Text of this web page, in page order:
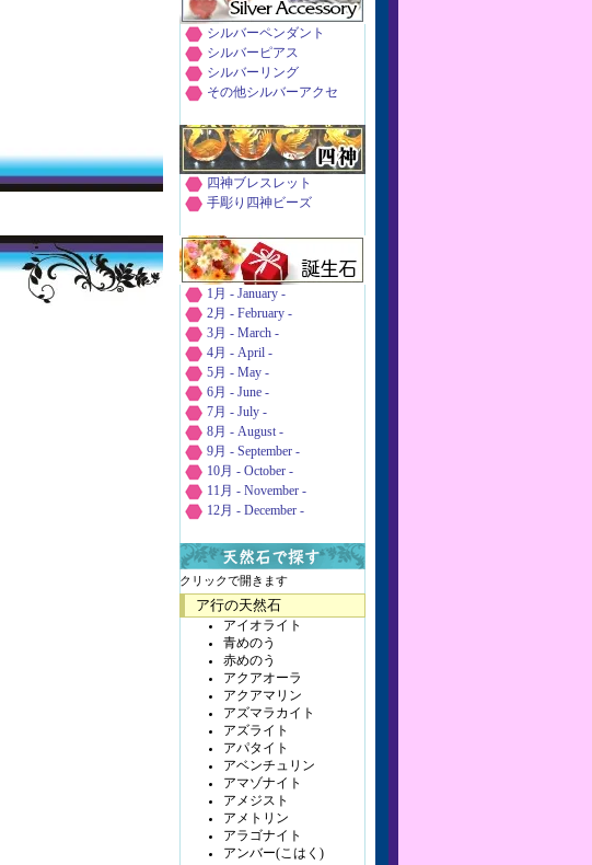
シルバーペンダント
シルバーピアス
シルバーリング
その他シルバーアクセ
四神ブレスレット
手彫り四神ビーズ
1月 - January -
2月 - February -
3月 - March -
4月 - April -
5月 - May -
6月 - June -
7月 - July -
8月 - August -
9月 - September -
10月 - October -
11月 - November -
12月 - December -
クリックで開きます
ア行の天然石
アイオライト
青めのう
赤めのう
アクアオーラ
アクアマリン
アズマラカイト
アズライト
アパタイト
アベンチュリン
アマゾナイト
アメジスト
アメトリン
アラゴナイト
アンバー(こはく)